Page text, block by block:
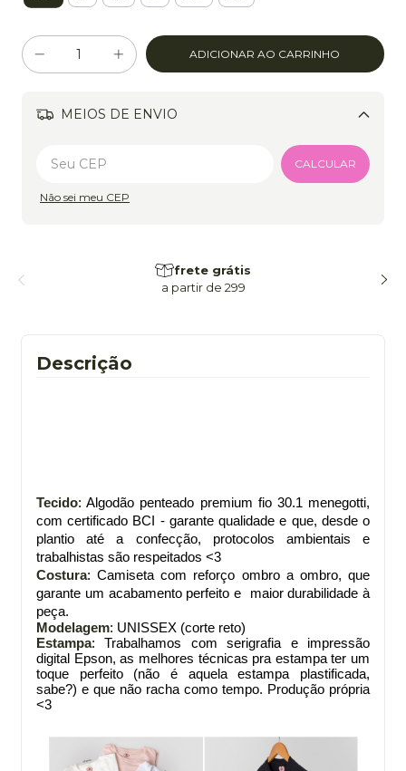
MEIOS DE ENVIO
Alterar CEP
CALCULAR
Não sei meu CEP
frete grátis
a partir de 299
Descrição
Tecido: Algodão penteado premium fio 30.1 menegotti,
com certificado BCI - garante qualidade e que, desde o
plantio até a confecção, protocolos ambientais e
trabalhistas são respeitados <3
Costura: Camiseta com reforço ombro a ombro, que
garante um acabamento perfeito e maior durabilidade à
peça.
Modelagem: UNISSEX (corte reto)
Estampa: Trabalhamos com serigrafia e impressão
digital Epson, as melhores técnicas pra estampa ter um
toque perfeito (não é aquela estampa plastificada,
sabe?) e que não racha como tempo. Produção própria
<3